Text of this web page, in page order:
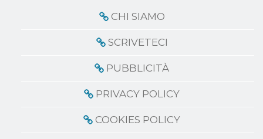
CHI SIAMO
SCRIVETECI
PUBBLICITÀ
PRIVACY POLICY
COOKIES POLICY